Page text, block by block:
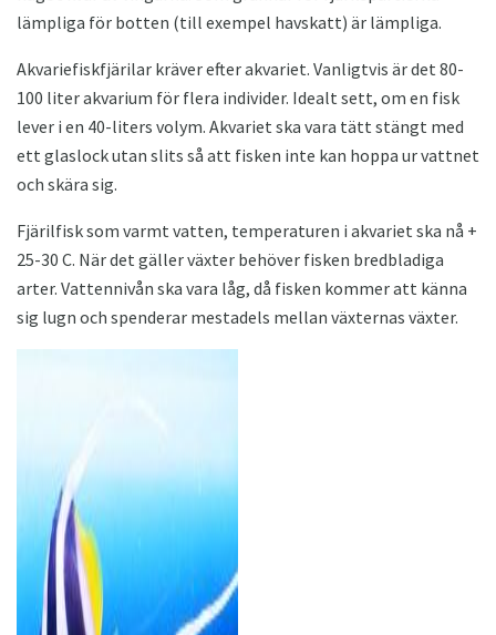
lämpliga för botten (till exempel havskatt) är lämpliga.
Akvariefiskfjärilar kräver efter akvariet. Vanligtvis är det 80-
100 liter akvarium för flera individer. Idealt sett, om en fisk
lever i en 40-liters volym. Akvariet ska vara tätt stängt med
ett glaslock utan slits så att fisken inte kan hoppa ur vattnet
och skära sig.
Fjärilfisk som varmt vatten, temperaturen i akvariet ska nå +
25-30 C. När det gäller växter behöver fisken bredbladiga
arter. Vattennivån ska vara låg, då fisken kommer att känna
sig lugn och spenderar mestadels mellan växternas växter.